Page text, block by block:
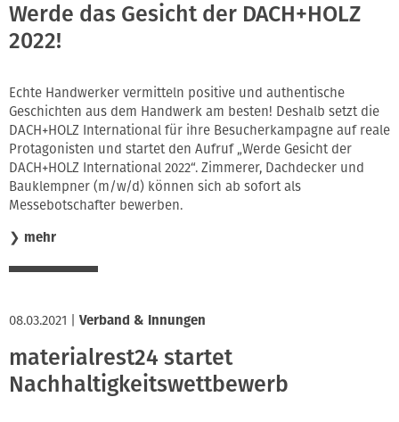
Werde das Gesicht der DACH+HOLZ
2022!
Echte Handwerker vermitteln positive und authentische
Geschichten aus dem Handwerk am besten! Deshalb setzt die
DACH+HOLZ International für ihre Besucherkampagne auf reale
Protagonisten und startet den Aufruf „Werde Gesicht der
DACH+HOLZ International 2022“. Zimmerer, Dachdecker und
Bauklempner (m/w/d) können sich ab sofort als
Messebotschafter bewerben.
❯ mehr
08.03.2021 Verband & Innungen
materialrest24 startet
Nachhaltigkeitswettbewerb